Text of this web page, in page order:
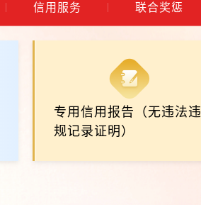
信用服务 联合奖惩
专用信用报告（无违法违
规记录证明）